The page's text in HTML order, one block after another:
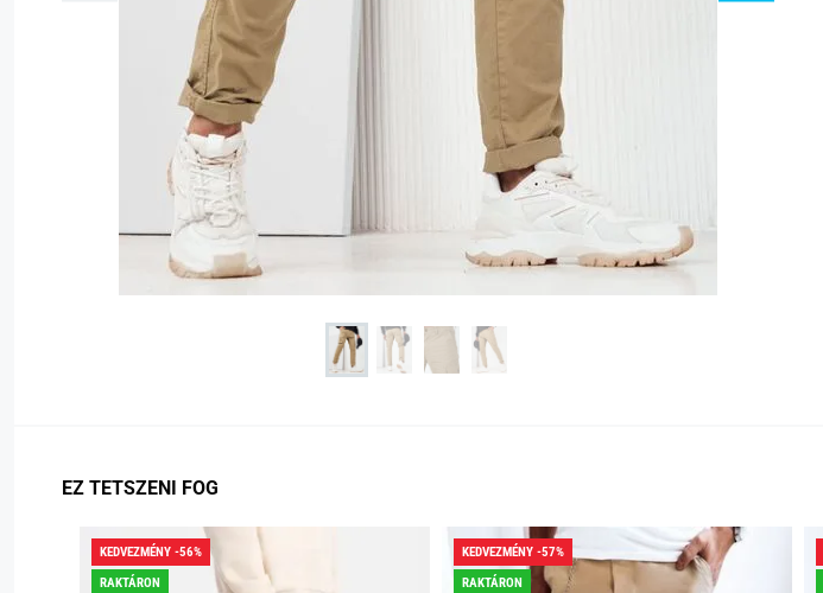
EZ TETSZENI FOG
KEDVEZMÉNY -56%
RAKTÁRON
KEDVEZMÉNY -57%
RAKTÁRON